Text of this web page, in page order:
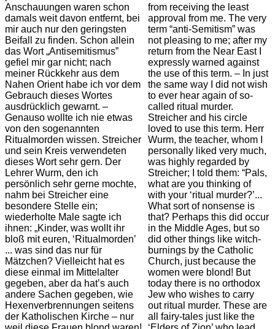
Anschauungen waren schon
damals weit davon entfernt, bei
mir auch nur den geringsten
Beifall zu finden. Schon allein
das Wort „Antisemitismus”
gefiel mir gar nicht; nach
meiner Rückkehr aus dem
Nahen Orient habe ich vor dem
Gebrauch dieses Wortes
ausdrücklich gewarnt. –
Genauso wollte ich nie etwas
von den sogenannten
Ritualmorden wissen. Streicher
und sein Kreis verwendeten
dieses Wort sehr gern. Der
Lehrer Wurm, den ich
persönlich sehr gerne mochte,
nahm bei Streicher eine
besondere Stelle ein;
wiederholte Male sagte ich
ihnen: „Kinder, was wollt ihr
bloß mit euren, ‘Ritualmorden’
... was sind das nur für
Mätzchen? Vielleicht hat es
diese einmal im Mittelalter
gegeben, aber da hat’s auch
andere Sachen gegeben, wie
Hexenverbrennungen seitens
der Katholischen Kirche – nur
from receiving the least
approval from me. The very
term “anti-Semitism” was
not pleasing to me; after my
return from the Near East I
expressly warned against
the use of this term. – In just
the same way I did not wish
to ever hear again of so-
called ritual murder.
Streicher and his circle
loved to use this term. Herr
Wurm, the teacher, whom I
personally liked very much,
was highly regarded by
Streicher; I told them: “Pals,
what are you thinking of
with your ‘ritual murder?’...
What sort of nonsense is
that? Perhaps this did occur
in the Middle Ages, but so
did other things like witch-
burnings by the Catholic
Church, just because the
women were blond! But
today there is no orthodox
Jew who wishes to carry
out ritual murder. These are
all fairy-tales just like the